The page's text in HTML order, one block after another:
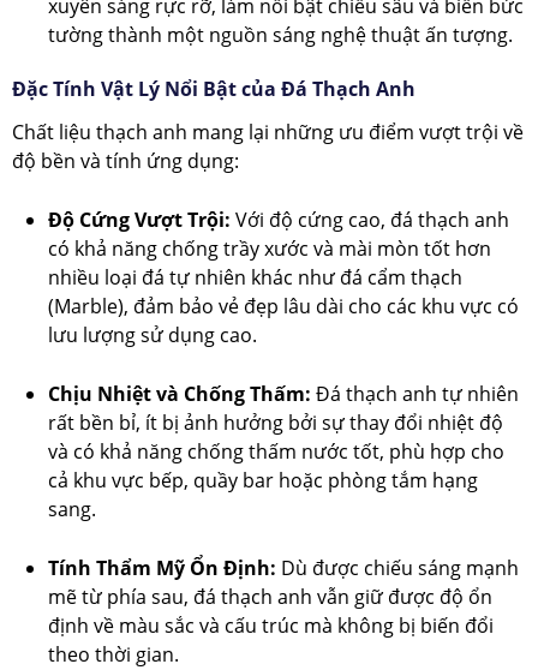
xuyên sáng rực rỡ, làm nổi bật chiều sâu và biến bức
tường thành một nguồn sáng nghệ thuật ấn tượng.
Đặc Tính Vật Lý Nổi Bật của Đá Thạch Anh
Chất liệu thạch anh mang lại những ưu điểm vượt trội về
độ bền và tính ứng dụng:
Độ Cứng Vượt Trội: Với độ cứng cao, đá thạch anh
có khả năng chống trầy xước và mài mòn tốt hơn
nhiều loại đá tự nhiên khác như đá cẩm thạch
(Marble), đảm bảo vẻ đẹp lâu dài cho các khu vực có
lưu lượng sử dụng cao.
Chịu Nhiệt và Chống Thấm: Đá thạch anh tự nhiên
rất bền bỉ, ít bị ảnh hưởng bởi sự thay đổi nhiệt độ
và có khả năng chống thấm nước tốt, phù hợp cho
cả khu vực bếp, quầy bar hoặc phòng tắm hạng
sang.
Tính Thẩm Mỹ Ổn Định: Dù được chiếu sáng mạnh
mẽ từ phía sau, đá thạch anh vẫn giữ được độ ổn
định về màu sắc và cấu trúc mà không bị biến đổi
theo thời gian.